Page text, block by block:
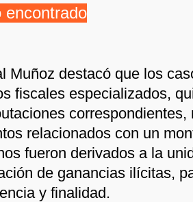
encontrado
Muñoz destacó que los
fiscales especializados,
correspondientes,
relacionados con un
fueron derivados a la
de ganancias ilícitas,
y finalidad.